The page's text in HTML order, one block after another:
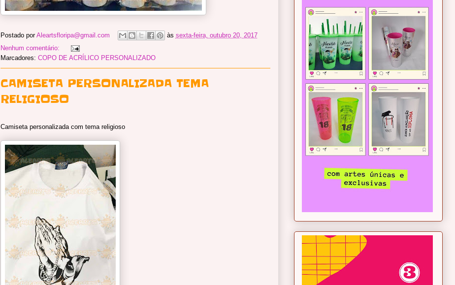
Postado porAleartsfloripa@gmail.com às sexta-feira, outubro 20, 2017
Nenhum comentário:
Marcadores: COPO DE ACRÍLICO PERSONALIZADO
CAMISETA PERSONALIZADA TEMA
RELIGIOSO
Camiseta personalizada com tema religioso